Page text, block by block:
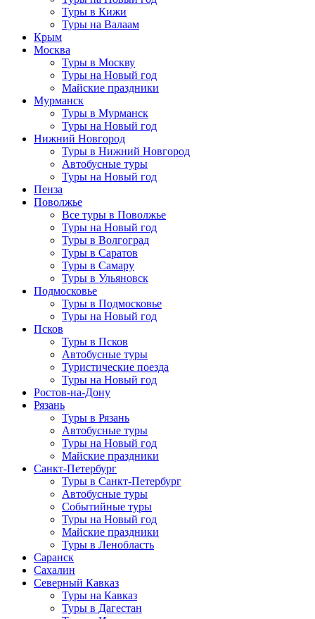
Туры в Кижи
Туры на Валаам
Крым
Москва
Туры в Москву
Туры на Новый год
Майские праздники
Мурманск
Туры в Мурманск
Туры на Новый год
Нижний Новгород
Туры в Нижний Новгород
Автобусные туры
Туры на Новый год
Пенза
Поволжье
Все туры в Поволжье
Туры на Новый год
Туры в Волгоград
Туры в Саратов
Туры в Самару
Туры в Ульяновск
Подмосковье
Туры в Подмосковье
Туры на Новый год
Псков
Туры в Псков
Автобусные туры
Туристические поезда
Туры на Новый год
Ростов-на-Дону
Рязань
Туры в Рязань
Автобусные туры
Туры на Новый год
Майские праздники
Санкт-Петербург
Туры в Санкт-Петербург
Автобусные туры
Событийные туры
Туры на Новый год
Майские праздники
Туры в Ленобласть
Саранск
Сахалин
Северный Кавказ
Туры на Кавказ
Туры в Дагестан